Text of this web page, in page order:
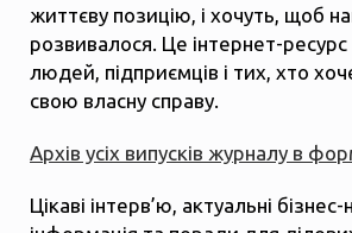
життєву позицію, і хочуть, щоб
розвивалося. Це інтернет-
людей, підприємців і тих, хто
свою власну справу.
Архів усіх випусків журналу в
Цікаві інтерв’ю, актуальні